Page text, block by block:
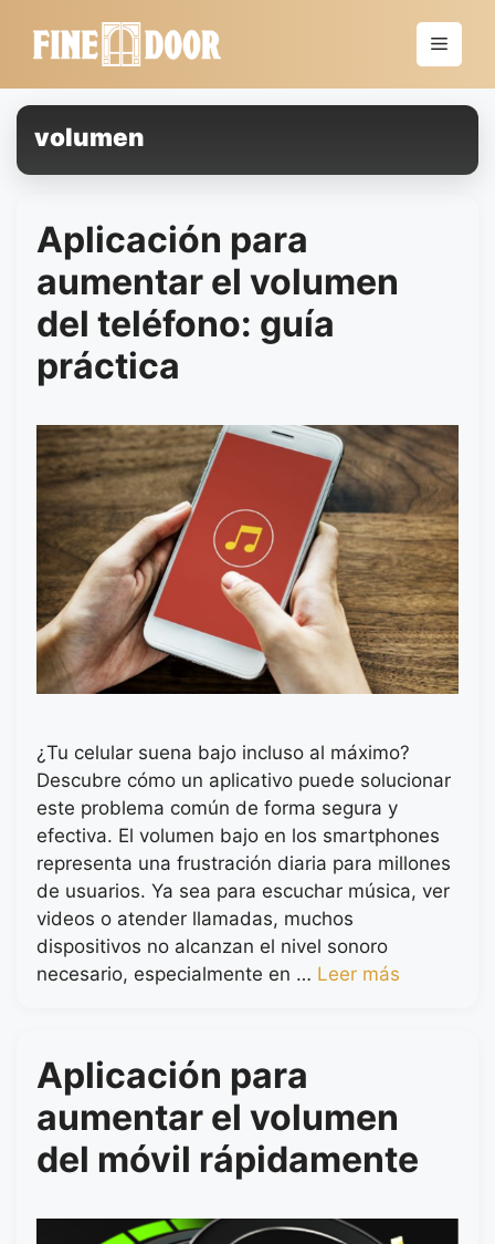
Menú
volumen
Aplicación para
aumentar el volumen
del teléfono: guía
práctica
¿Tu celular suena bajo incluso al máximo?
Descubre cómo un aplicativo puede solucionar
este problema común de forma segura y
efectiva. El volumen bajo en los smartphones
representa una frustración diaria para millones
de usuarios. Ya sea para escuchar música, ver
videos o atender llamadas, muchos
dispositivos no alcanzan el nivel sonoro
necesario, especialmente en … Leer más
Aplicación para
aumentar el volumen
del móvil rápidamente